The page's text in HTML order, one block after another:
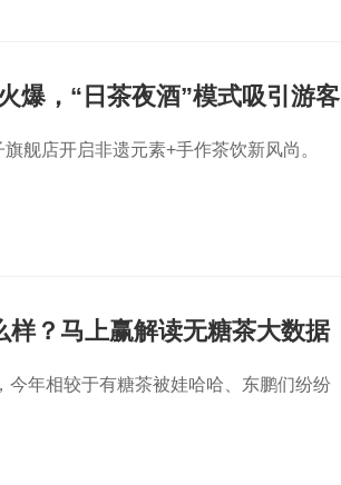
爆，“日茶夜酒”模式吸引游客
舰店开启非遗元素+手作茶饮新风尚。
？马上赢解读无糖茶大数据
今年相较于有糖茶被娃哈哈、东鹏们纷纷